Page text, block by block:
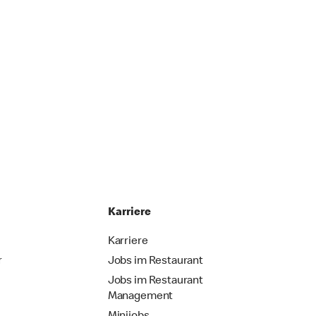
Karriere
Karriere
Jobs im Restaurant
Jobs im Restaurant
Management